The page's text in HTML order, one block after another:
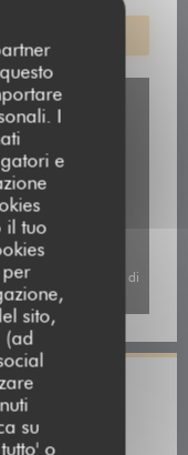
I
e
il tuo
sito,
(ad
su
o
accettare i cookie di
raccogliere dati di
Consenti